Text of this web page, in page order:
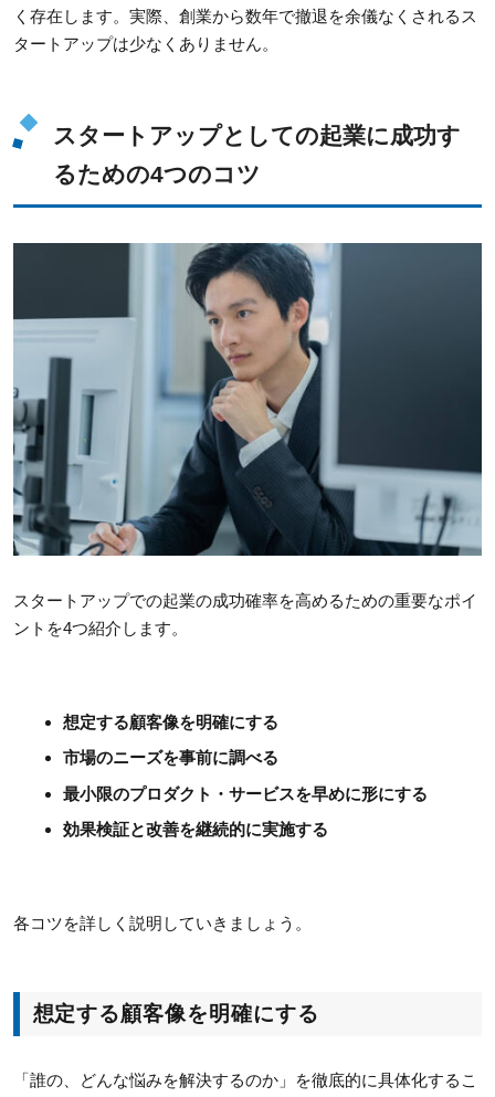
く存在します。実際、創業から数年で撤退を余儀なくされるス
タートアップは少なくありません。
スタートアップとしての起業に成功す
るための4つのコツ
スタートアップでの起業の成功確率を高めるための重要なポイ
ントを4つ紹介します。
想定する顧客像を明確にする
市場のニーズを事前に調べる
最小限のプロダクト・サービスを早めに形にする
効果検証と改善を継続的に実施する
各コツを詳しく説明していきましょう。
想定する顧客像を明確にする
「誰の、どんな悩みを解決するのか」を徹底的に具体化するこ